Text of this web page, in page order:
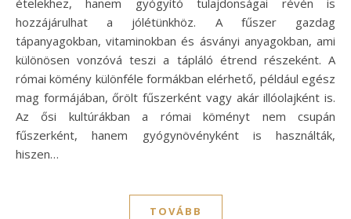
hozzájárulhat a jólétünkhöz. A fűszer gazdag
tápanyagokban, vitaminokban és ásványi anyagokban, ami
különösen vonzóvá teszi a tápláló étrend részeként. A
római kömény különféle formákban elérhető, például egész
mag formájában, őrölt fűszerként vagy akár illóolajként is.
Az ősi kultúrákban a római köményt nem csupán
fűszerként, hanem gyógynövényként is használták,
hiszen…
TOVÁBB